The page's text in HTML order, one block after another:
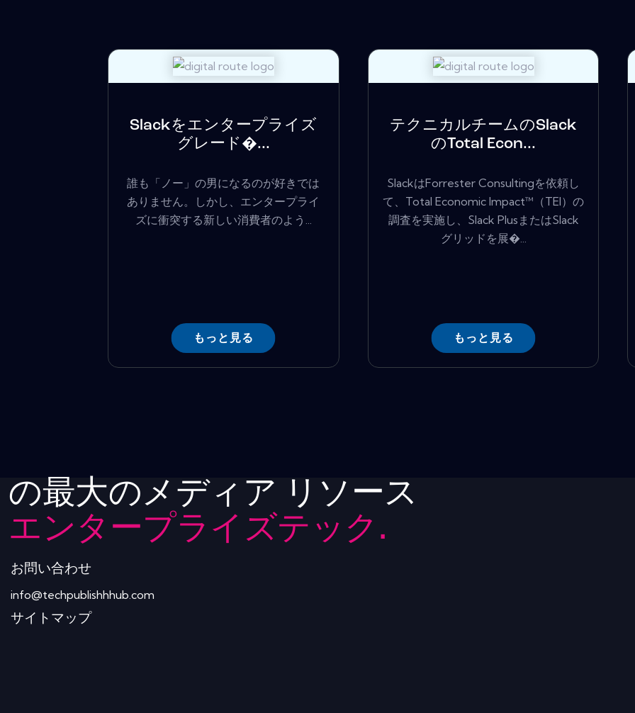
Slackをエンタープライズ
グレード�...
誰も「ノー」の男になるのが好きでは
ありません。しかし、エンタープライ
ズに衝突する新しい消費者のよう...
もっと見る
テクニカルチームのSlack
のTotal Econ...
SlackはForrester Consultingを依頼し
て、Total Economic Impact™（TEI）の
調査を実施し、Slack PlusまたはSlack
グリッドを展�...
もっと見る
の最大のメディア リソース
エンタープライズテック.
お問い合わせ
info@techpublishhhub.com
サイトマップ